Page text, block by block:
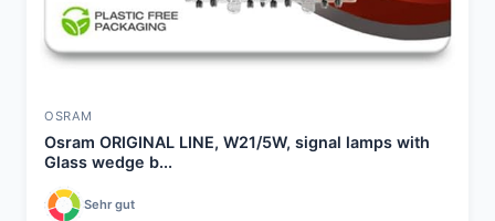
OSRAM
Osram ORIGINAL LINE, W21/5W, signal lamps with
Glass wedge b...
Sehr gut